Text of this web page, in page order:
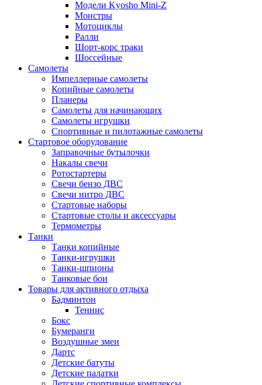
Модели Kyosho Mini-Z
Монстры
Мотоциклы
Ралли
Шорт-корс траки
Шоссейные
Самолеты
Импеллерные самолеты
Копийные самолеты
Планеры
Самолеты для начинающих
Самолеты игрушки
Спортивные и пилотажные самолеты
Стартовое оборудование
Заправочные бутылочки
Накалы свечи
Ротостартеры
Свечи бензо ДВС
Свечи нитро ДВС
Стартовые наборы
Стартовые столы и аксессуары
Термометры
Танки
Танки копийные
Танки-игрушки
Танки-шпионы
Танковые бои
Товары для активного отдыха
Бадминтон
Теннис
Бокс
Бумеранги
Воздушные змеи
Дартс
Детские батуты
Детские палатки